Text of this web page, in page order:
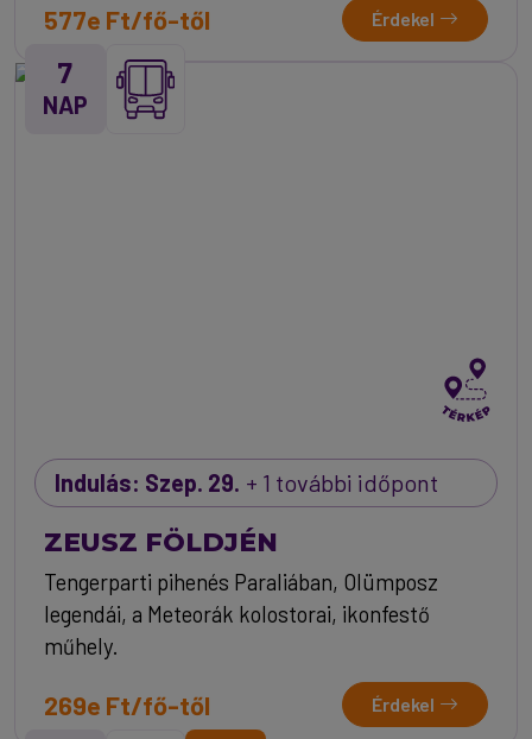
577e Ft/fő-től Érdekel
7
NAP
Indulás: Szep. 29. + 1 további időpont
ZEUSZ FÖLDJÉN
Tengerparti pihenés Paraliában, Olümposz
legendái, a Meteorák kolostorai, ikonfestő
műhely.
269e Ft/fő-től Érdekel